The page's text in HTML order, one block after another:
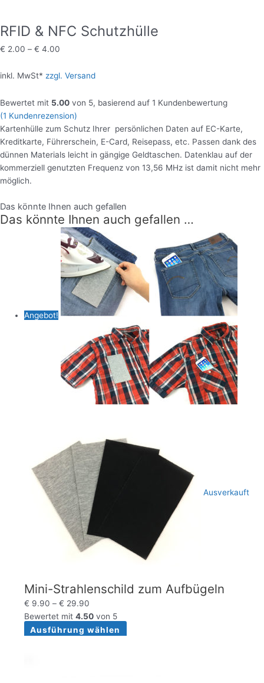
RFID & NFC Schutzhülle
€ 2.00 – € 4.00
inkl. MwSt* zzgl. Versand
Bewertet mit 5.00 von 5, basierend auf 1 Kundenbewertung
(1 Kundenrezension)
Kartenhülle zum Schutz Ihrer persönlichen Daten auf EC-Karte,
Kreditkarte, Führerschein, E-Card, Reisepass, etc. Passen dank des
dünnen Materials leicht in gängige Geldtaschen. Datenklau auf der
kommerziell genutzten Frequenz von 13,56 MHz ist damit nicht mehr
möglich.
Das könnte Ihnen auch gefallen
Das könnte Ihnen auch gefallen …
Angebot!
Ausverkauft
Mini-Strahlenschild zum Aufbügeln
€ 9.90 –€ 29.90
Bewertet mit4.50 von 5
Ausführung wählen